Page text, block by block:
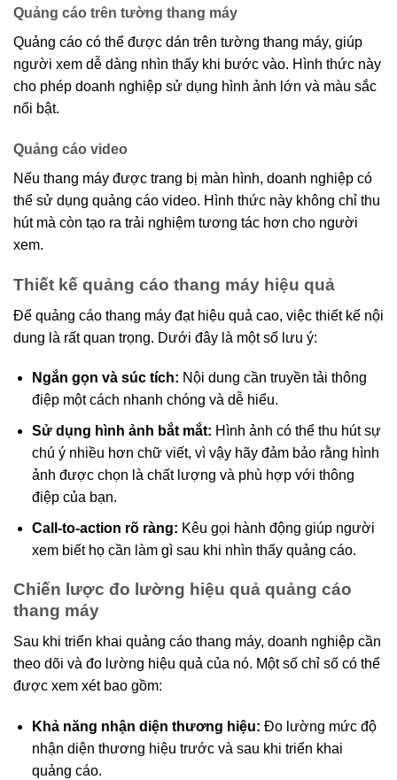
Quảng cáo trên tường thang máy
Quảng cáo có thể được dán trên tường thang máy, giúp
người xem dễ dàng nhìn thấy khi bước vào. Hình thức này
cho phép doanh nghiệp sử dụng hình ảnh lớn và màu sắc
nổi bật.
Quảng cáo video
Nếu thang máy được trang bị màn hình, doanh nghiệp có
thể sử dụng quảng cáo video. Hình thức này không chỉ thu
hút mà còn tạo ra trải nghiệm tương tác hơn cho người
xem.
Thiết kế quảng cáo thang máy hiệu quả
Để quảng cáo thang máy đạt hiệu quả cao, việc thiết kế nội
dung là rất quan trọng. Dưới đây là một số lưu ý:
Ngắn gọn và súc tích: Nội dung cần truyền tải thông
điệp một cách nhanh chóng và dễ hiểu.
Sử dụng hình ảnh bắt mắt: Hình ảnh có thể thu hút sự
chú ý nhiều hơn chữ viết, vì vậy hãy đảm bảo rằng hình
ảnh được chọn là chất lượng và phù hợp với thông
điệp của bạn.
Call-to-action rõ ràng: Kêu gọi hành động giúp người
xem biết họ cần làm gì sau khi nhìn thấy quảng cáo.
Chiến lược đo lường hiệu quả quảng cáo
thang máy
Sau khi triển khai quảng cáo thang máy, doanh nghiệp cần
theo dõi và đo lường hiệu quả của nó. Một số chỉ số có thể
được xem xét bao gồm:
Khả năng nhận diện thương hiệu: Đo lường mức độ
nhận diện thương hiệu trước và sau khi triển khai
quảng cáo.